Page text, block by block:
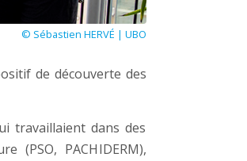
© Sébastien HERVÉ | UBO
de découverte des
travaillaient dans des
(PSO, PACHIDERM),